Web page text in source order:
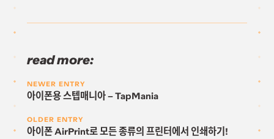
read more:
OLDER ENTRY
아이폰 AirPrint로 모든 종류의 프린터에서 인쇄하기!
NEWER ENTRY
아이폰용 스텝매니아 – TapMania